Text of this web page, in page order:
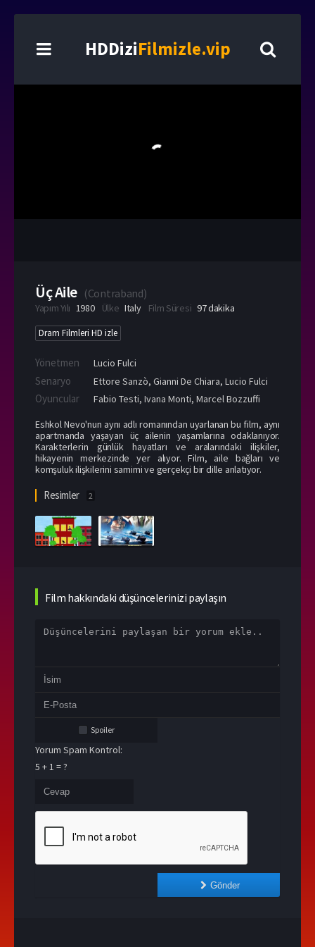
HDDiziFilmizle.vip
Üç Aile (Contraband)
Yapım Yılı 1980 Ülke Italy Film Süresi 97 dakika
Dram Filmleri HD izle
Yönetmen Lucio Fulci
Senaryo Ettore Sanzò, Gianni De Chiara, Lucio Fulci
Oyuncular Fabio Testi, Ivana Monti, Marcel Bozzuffi
Eshkol Nevo'nun aynı adlı romanından uyarlanan bu film, aynı
apartmanda yaşayan üç ailenin yaşamlarına odaklanıyor.
Karakterlerin günlük hayatları ve aralarındaki ilişkiler,
hikayenin merkezinde yer alıyor. Film, aile bağları ve
komşuluk ilişkilerini samimi ve gerçekçi bir dille anlatıyor.
Resimler 2
Film hakkındaki düşüncelerinizi paylaşın
Spoiler
Yorum Spam Kontrol:
5 + 1 = ?
Gönder